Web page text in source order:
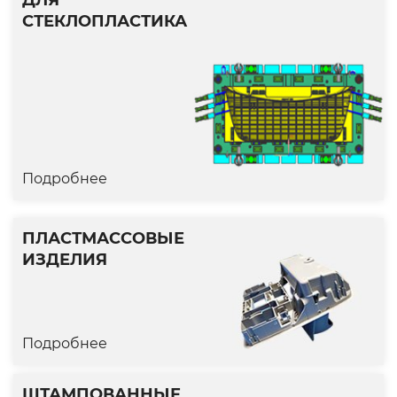
СТЕКЛОПЛАСТИКА
Подробнее
ПРЕСС-ФОРМА ДЛЯ
СТЕКЛОПЛАСТИКА
ПЛАСТМАССОВЫЕ
ИЗДЕЛИЯ
Подробнее